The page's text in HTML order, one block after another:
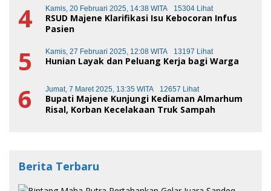
4 Kamis, 20 Februari 2025, 14:38 WITA 15304 Lihat
RSUD Majene Klarifikasi Isu Kebocoran Infus
Pasien
5 Kamis, 27 Februari 2025, 12:08 WITA 13197 Lihat
Hunian Layak dan Peluang Kerja bagi Warga
6 Jumat, 7 Maret 2025, 13:35 WITA 12657 Lihat
Bupati Majene Kunjungi Kediaman Almarhum
Risal, Korban Kecelakaan Truk Sampah
Berita Terbaru